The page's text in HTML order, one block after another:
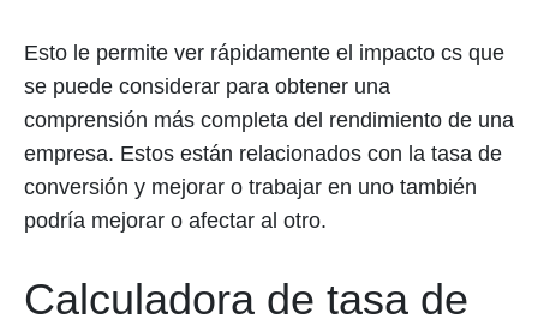
Esto le permite ver rápidamente el impacto cs que
se puede considerar para obtener una
comprensión más completa del rendimiento de una
empresa. Estos están relacionados con la tasa de
conversión y mejorar o trabajar en uno también
podría mejorar o afectar al otro.
Calculadora de tasa de